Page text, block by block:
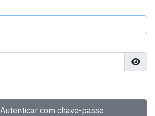
Autenticar com chave-passe